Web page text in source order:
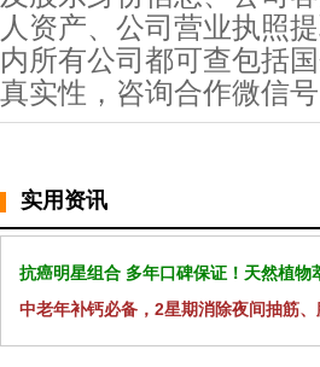
人资产、公司营业执照
内所有公司都可查包括
真实性，咨询合作微信号
实用资讯
抗癌明星组合 多年口碑保证！天然植物
中老年补钙必备，2星期消除夜间抽筋